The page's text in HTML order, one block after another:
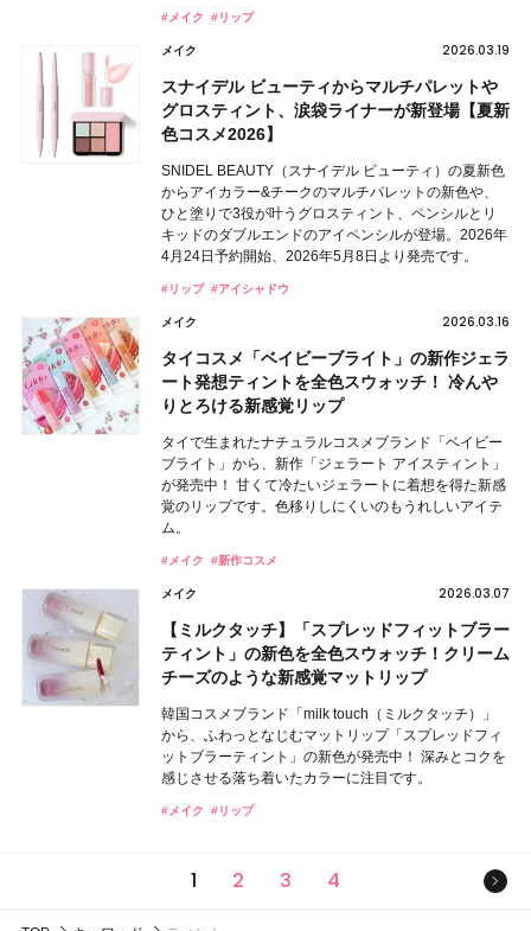
#メイク #リップ
メイク 2026.03.19
スナイデル ビューティからマルチパレットや
グロスティント、涙袋ライナーが新登場【夏新
色コスメ2026】
SNIDEL BEAUTY（スナイデル ビューティ）の夏新色
からアイカラー&チークのマルチパレットの新色や、
ひと塗りで3役が叶うグロスティント、ペンシルとリ
キッドのダブルエンドのアイペンシルが登場。2026年
4月24日予約開始、2026年5月8日より発売です。
#リップ #アイシャドウ
メイク 2026.03.16
タイコスメ「ベイビーブライト」の新作ジェラ
ート発想ティントを全色スウォッチ！ 冷んや
りとろける新感覚リップ
タイで生まれたナチュラルコスメブランド「ベイビー
ブライト」から、新作「ジェラート アイスティント」
が発売中！ 甘くて冷たいジェラートに着想を得た新感
覚のリップです。色移りしにくいのもうれしいアイテ
ム。
#メイク #新作コスメ
メイク 2026.03.07
【ミルクタッチ】「スプレッドフィットブラー
ティント」の新色を全色スウォッチ！クリーム
チーズのような新感覚マットリップ
韓国コスメブランド「milk touch（ミルクタッチ）」
から、ふわっとなじむマットリップ「スプレッドフィ
ットブラーティント」の新色が発売中！ 深みとコクを
感じさせる落ち着いたカラーに注目です。
#メイク #リップ
1 2 3 4 次の